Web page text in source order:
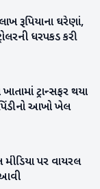
રૂપિયાના ઘરેણાં,
ધરપકડ કરી
ટ્રાન્સફર થયા
આખો ખેલ
મીડિયા પર વાયરલ
આવી